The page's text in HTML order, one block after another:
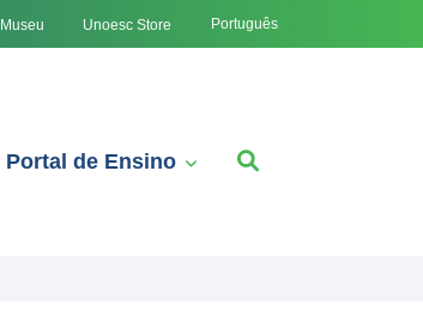
Museu Unoesc Store Português
Portal de Ensino